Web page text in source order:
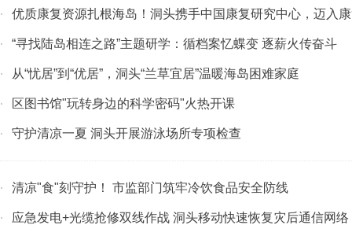
· 优质康复资源扎根海岛！洞头携手中国康复研究中心，迈入
· “寻找陆岛相连之路”主题研学：循档案忆蝶变 逐薪火传奋斗
· 从“忧居”到“优居”，洞头“兰草宜居”温暖海岛困难家庭
· 区图书馆"玩转身边的科学密码"火热开课
· 守护清凉一夏 洞头开展游泳场所专项检查
· 清凉"食"刻守护！ 市监部门筑牢冷饮食品安全防线
· 应急发电+光缆抢修双线作战 洞头移动快速恢复灾后通信网络